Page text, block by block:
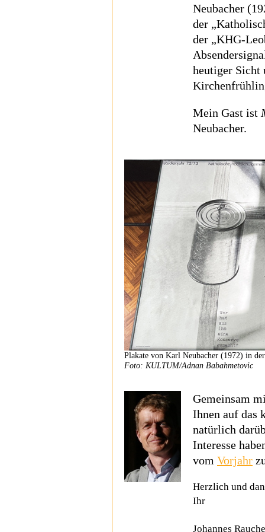
Neubacher
der
der „KHG-
heutiger Sicht
Mein Gast ist
Neubacher.
Plakate von Karl Neubacher (1972) in
Foto: KULTUM/Adnan Babahmetovic
Gemeinsam
Ihnen auf das
natürlich
Interesse
vom Vorjahr
Herzlich und
Ihr
Johannes